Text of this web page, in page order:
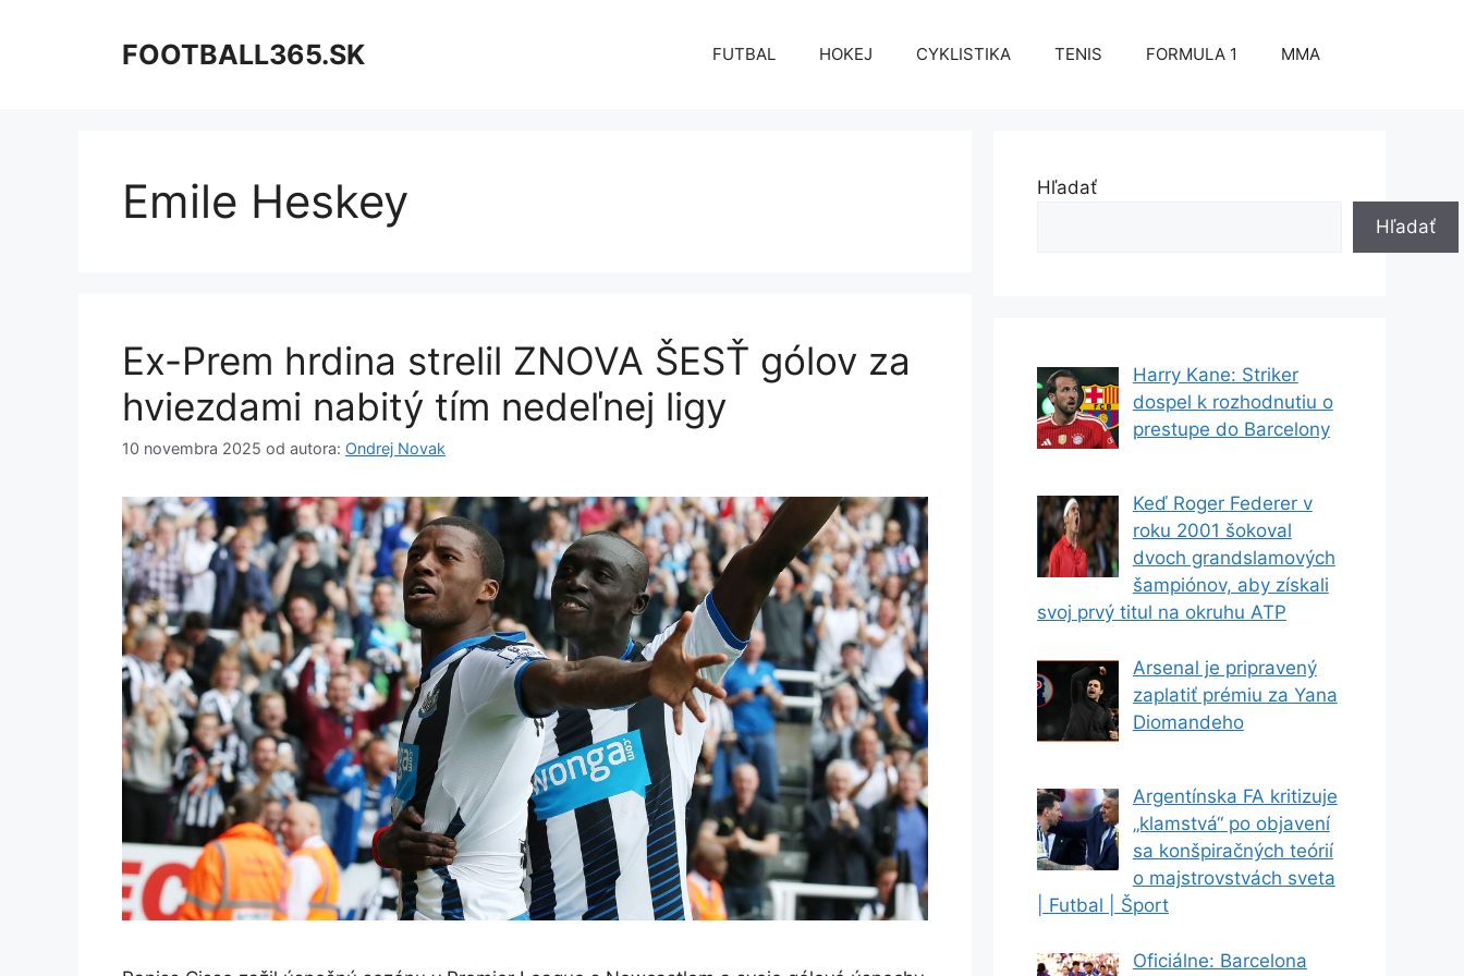
FOOTBALL365.SK FUTBAL HOKEJ CYKLISTIKA TENIS FORMULA 1 MMA
Emile Heskey
Ex-Prem hrdina strelil ZNOVA ŠESŤ gólov za
hviezdami nabitý tím nedeľnej ligy
10 novembra 2025 od autora: Ondrej Novak
Hľadať
Hľadať
Harry Kane: Striker
dospel k rozhodnutiu o
prestupe do Barcelony
Keď Roger Federer v
roku 2001 šokoval
dvoch grandslamových
šampiónov, aby získali
svoj prvý titul na okruhu ATP
Arsenal je pripravený
zaplatiť prémiu za Yana
Diomandeho
Argentínska FA kritizuje
„klamstvá“ po objavení
sa konšpiračných teórií
o majstrovstvách sveta
| Futbal | Šport
Oficiálne: Barcelona